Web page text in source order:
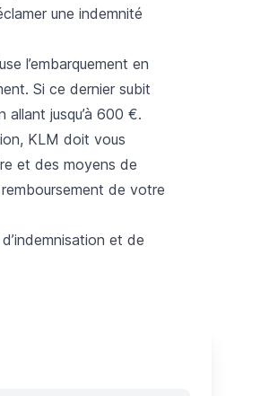
une indemnité
l’embarquement en
Si ce dernier subit
jusqu’à 600 €.
KLM doit vous
et des moyens de
de votre
et de